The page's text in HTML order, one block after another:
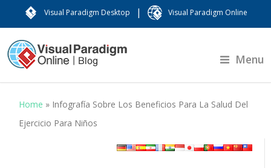
Visual Paradigm Desktop | Visual Paradigm Online
Menu
Home » Infografía Sobre Los Beneficios Para La Salud Del
Ejercicio Para Niños